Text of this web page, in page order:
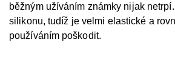
běžným užíváním známky nijak
silikonu, tudíž je velmi elastické a
používáním poškodit.